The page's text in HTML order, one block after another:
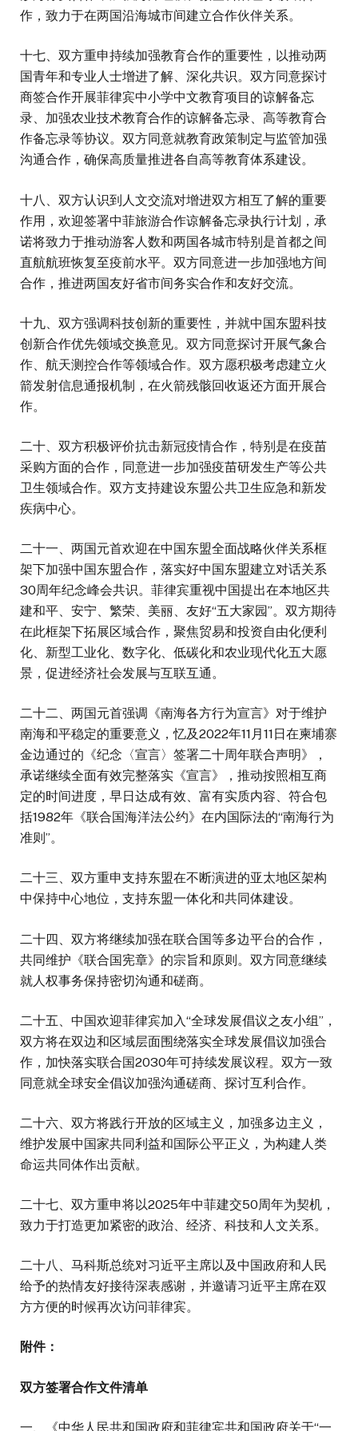
作，致力于在两国沿海城市间建立合作伙伴关系。
十七、双方重申持续加强教育合作的重要性，以推动两
国青年和专业人士增进了解、深化共识。双方同意探讨
商签合作开展菲律宾中小学中文教育项目的谅解备忘
录、加强农业技术教育合作的谅解备忘录、高等教育合
作备忘录等协议。双方同意就教育政策制定与监管加强
沟通合作，确保高质量推进各自高等教育体系建设。
十八、双方认识到人文交流对增进双方相互了解的重要
作用，欢迎签署中菲旅游合作谅解备忘录执行计划，承
诺将致力于推动游客人数和两国各城市特别是首都之间
直航航班恢复至疫前水平。双方同意进一步加强地方间
合作，推进两国友好省市间务实合作和友好交流。
十九、双方强调科技创新的重要性，并就中国东盟科技
创新合作优先领域交换意见。双方同意探讨开展气象合
作、航天测控合作等领域合作。双方愿积极考虑建立火
箭发射信息通报机制，在火箭残骸回收返还方面开展合
作。
二十、双方积极评价抗击新冠疫情合作，特别是在疫苗
采购方面的合作，同意进一步加强疫苗研发生产等公共
卫生领域合作。双方支持建设东盟公共卫生应急和新发
疾病中心。
二十一、两国元首欢迎在中国东盟全面战略伙伴关系框
架下加强中国东盟合作，落实好中国东盟建立对话关系
30周年纪念峰会共识。菲律宾重视中国提出在本地区共
建和平、安宁、繁荣、美丽、友好“五大家园”。双方期待
在此框架下拓展区域合作，聚焦贸易和投资自由化便利
化、新型工业化、数字化、低碳化和农业现代化五大愿
景，促进经济社会发展与互联互通。
二十二、两国元首强调《南海各方行为宣言》对于维护
南海和平稳定的重要意义，忆及2022年11月11日在柬埔寨
金边通过的《纪念〈宣言〉签署二十周年联合声明》，
承诺继续全面有效完整落实《宣言》，推动按照相互商
定的时间进度，早日达成有效、富有实质内容、符合包
括1982年《联合国海洋法公约》在内国际法的“南海行为
准则”。
二十三、双方重申支持东盟在不断演进的亚太地区架构
中保持中心地位，支持东盟一体化和共同体建设。
二十四、双方将继续加强在联合国等多边平台的合作，
共同维护《联合国宪章》的宗旨和原则。双方同意继续
就人权事务保持密切沟通和磋商。
二十五、中国欢迎菲律宾加入“全球发展倡议之友小组”，
双方将在双边和区域层面围绕落实全球发展倡议加强合
作，加快落实联合国2030年可持续发展议程。双方一致
同意就全球安全倡议加强沟通磋商、探讨互利合作。
二十六、双方将践行开放的区域主义，加强多边主义，
维护发展中国家共同利益和国际公平正义，为构建人类
命运共同体作出贡献。
二十七、双方重申将以2025年中菲建交50周年为契机，
致力于打造更加紧密的政治、经济、科技和人文关系。
二十八、马科斯总统对习近平主席以及中国政府和人民
给予的热情友好接待深表感谢，并邀请习近平主席在双
方方便的时候再次访问菲律宾。
附件：
双方签署合作文件清单
一、《中华人民共和国政府和菲律宾共和国政府关于“一